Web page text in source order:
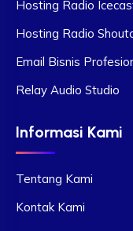
Hosting Radio
Hosting Radio
Email Bisnis
Relay Audio Studio
Informasi Kami
Tentang Kami
Kontak Kami